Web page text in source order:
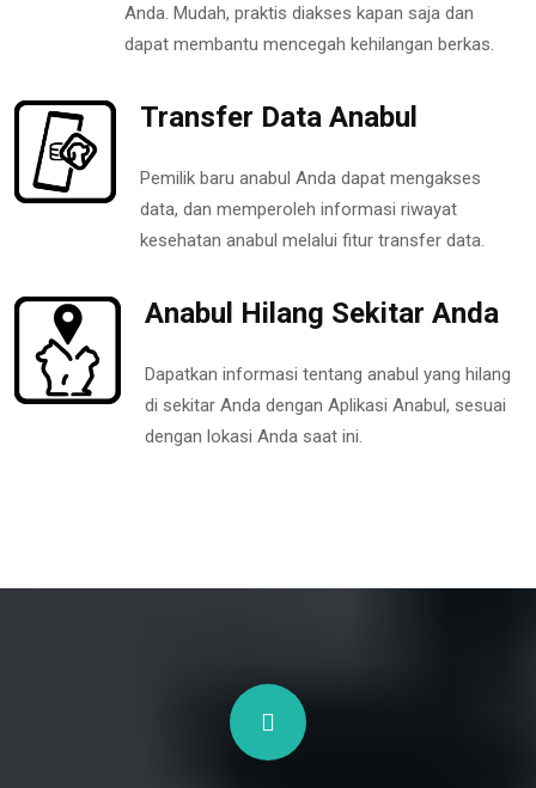
Anda. Mudah, praktis diakses kapan saja dan
dapat membantu mencegah kehilangan berkas.
Transfer Data Anabul
Pemilik baru anabul Anda dapat mengakses
data, dan memperoleh informasi riwayat
kesehatan anabul melalui fitur transfer data.
Anabul Hilang Sekitar Anda
Dapatkan informasi tentang anabul yang hilang
di sekitar Anda dengan Aplikasi Anabul, sesuai
dengan lokasi Anda saat ini.